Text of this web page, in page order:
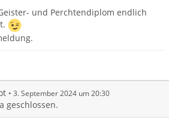
und Perchtendiplom endlich
3. September 2024 um 20:30
geschlossen.